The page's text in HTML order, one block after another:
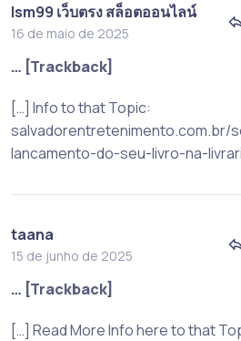
lsm99 เว็บตรง สล็อตออนไลน์
16 de maio de 2025
… [Trackback]
[…] Info to that Topic:
salvadorentretenimento.com.br/
lancamento-do-seu-livro-na-
taana
15 de junho de 2025
… [Trackback]
[…] Read More Info here to that